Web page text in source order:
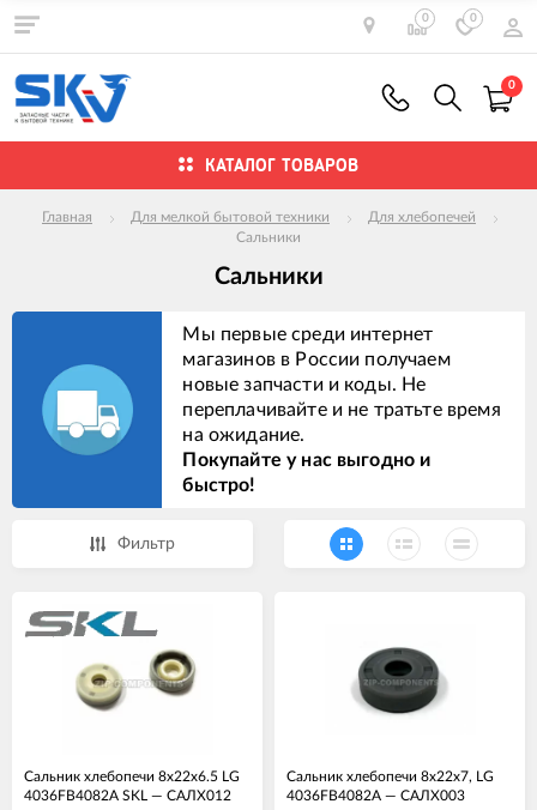
0 0
0
КАТАЛОГ ТОВАРОВ
Главная Для мелкой бытовой техники
Для хлебопечей
Сальники
Сальники
Мы первые среди интернет
магазинов в России получаем
новые запчасти и коды. Не
переплачивайте и не тратьте время
на ожидание.
Покупайте у нас выгодно и
быстро!
Фильтр
Сальник хлебопечи 8x22x6.5 LG
4036FB4082A SKL
— САЛХ012
Сальник хлебопечи 8x22x7, LG
4036FB4082A — САЛХ003